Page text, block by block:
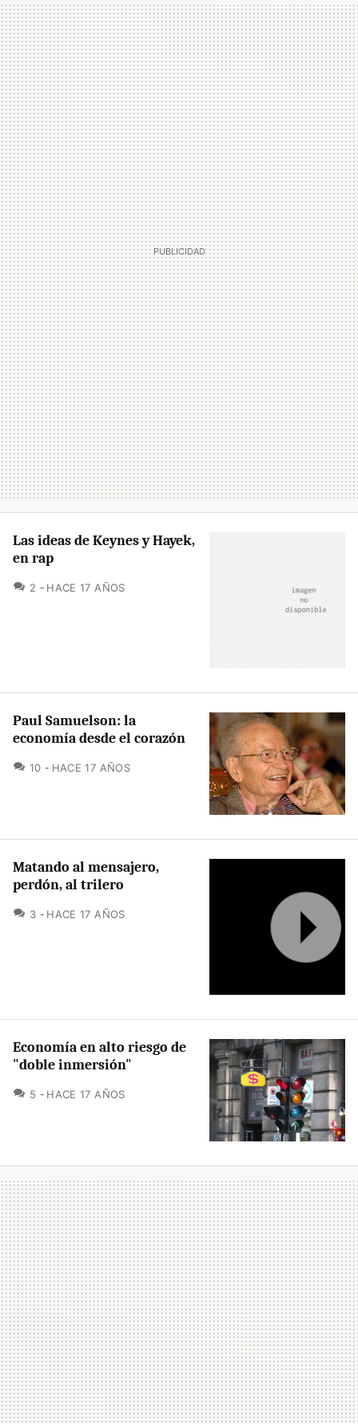
Las ideas de Keynes y Hayek,
en rap
2 COMENTARIOS
HACE 17 AÑOS
Paul Samuelson: la
economía desde el corazón
10 COMENTARIOS
HACE 17 AÑOS
Matando al mensajero,
perdón, al trilero
3 COMENTARIOS
HACE 17 AÑOS
Economía en alto riesgo de
"doble inmersión"
5 COMENTARIOS
HACE 17 AÑOS